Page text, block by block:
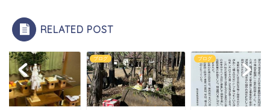
RELATED POST
ブログ ブログ